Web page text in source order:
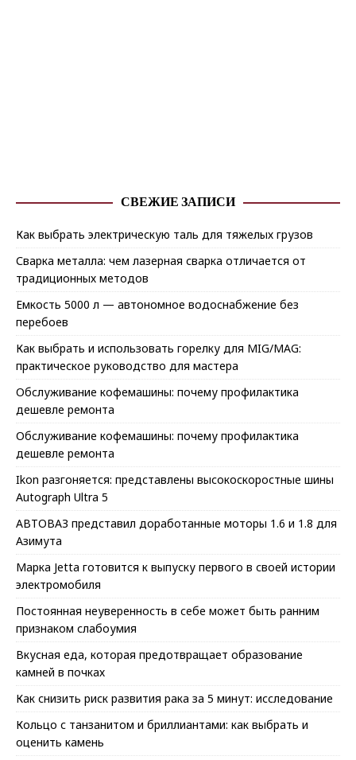
СВЕЖИЕ ЗАПИСИ
Как выбрать электрическую таль для тяжелых грузов
Сварка металла: чем лазерная сварка отличается от
традиционных методов
Емкость 5000 л — автономное водоснабжение без
перебоев
Как выбрать и использовать горелку для MIG/MAG:
практическое руководство для мастера
Обслуживание кофемашины: почему профилактика
дешевле ремонта
Обслуживание кофемашины: почему профилактика
дешевле ремонта
Ikon разгоняется: представлены высокоскоростные шины
Autograph Ultra 5
АВТОВАЗ представил доработанные моторы 1.6 и 1.8 для
Азимута
Марка Jetta готовится к выпуску первого в своей истории
электромобиля
Постоянная неуверенность в себе может быть ранним
признаком слабоумия
Вкусная еда, которая предотвращает образование
камней в почках
Как снизить риск развития рака за 5 минут: исследование
Кольцо с танзанитом и бриллиантами: как выбрать и
оценить камень